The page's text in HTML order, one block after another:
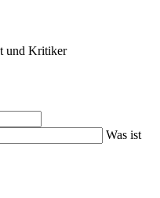
und Kritiker
Was ist